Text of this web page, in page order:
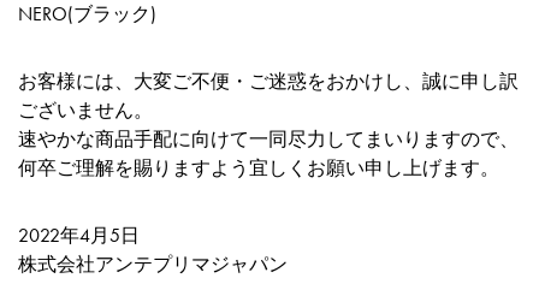
NERO(ブラック)
お客様には、大変ご不便・ご迷惑をおかけし、誠に申し訳
ございません。
速やかな商品手配に向けて一同尽力してまいりますので、
何卒ご理解を賜りますよう宜しくお願い申し上げます。
2022年4月5日
株式会社アンテプリマジャパン